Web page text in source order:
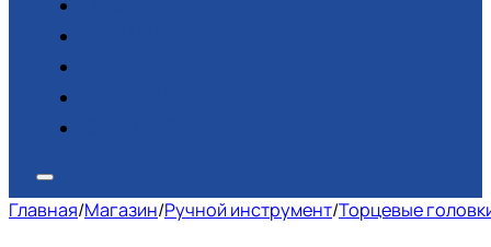
Главная/Магазин/Ручной инструмент/Торцевые